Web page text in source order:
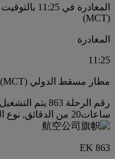
المغادرة
(MCT)
المغادرة
11:25
مطار مسقط الدولي (MCT)
ساعات20 من الدقائق, نوع الطائرة Airbus 350
EK 863